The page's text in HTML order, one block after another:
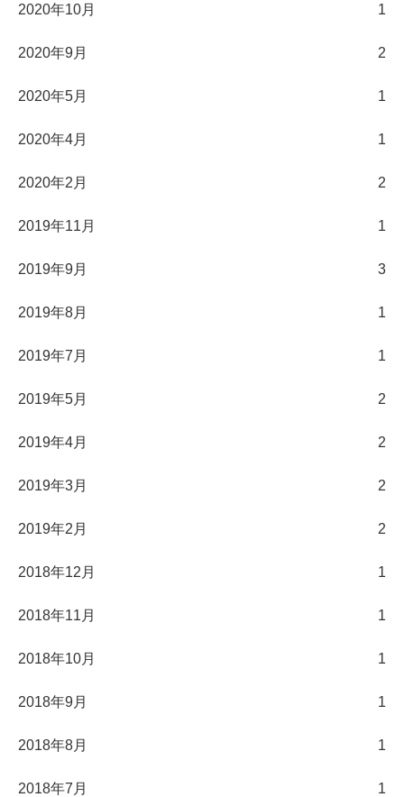
2020年10月 1
2020年9月 2
2020年5月 1
2020年4月 1
2020年2月 2
2019年11月 1
2019年9月 3
2019年8月 1
2019年7月 1
2019年5月 2
2019年4月 2
2019年3月 2
2019年2月 2
2018年12月 1
2018年11月 1
2018年10月 1
2018年9月 1
2018年8月 1
2018年7月 1